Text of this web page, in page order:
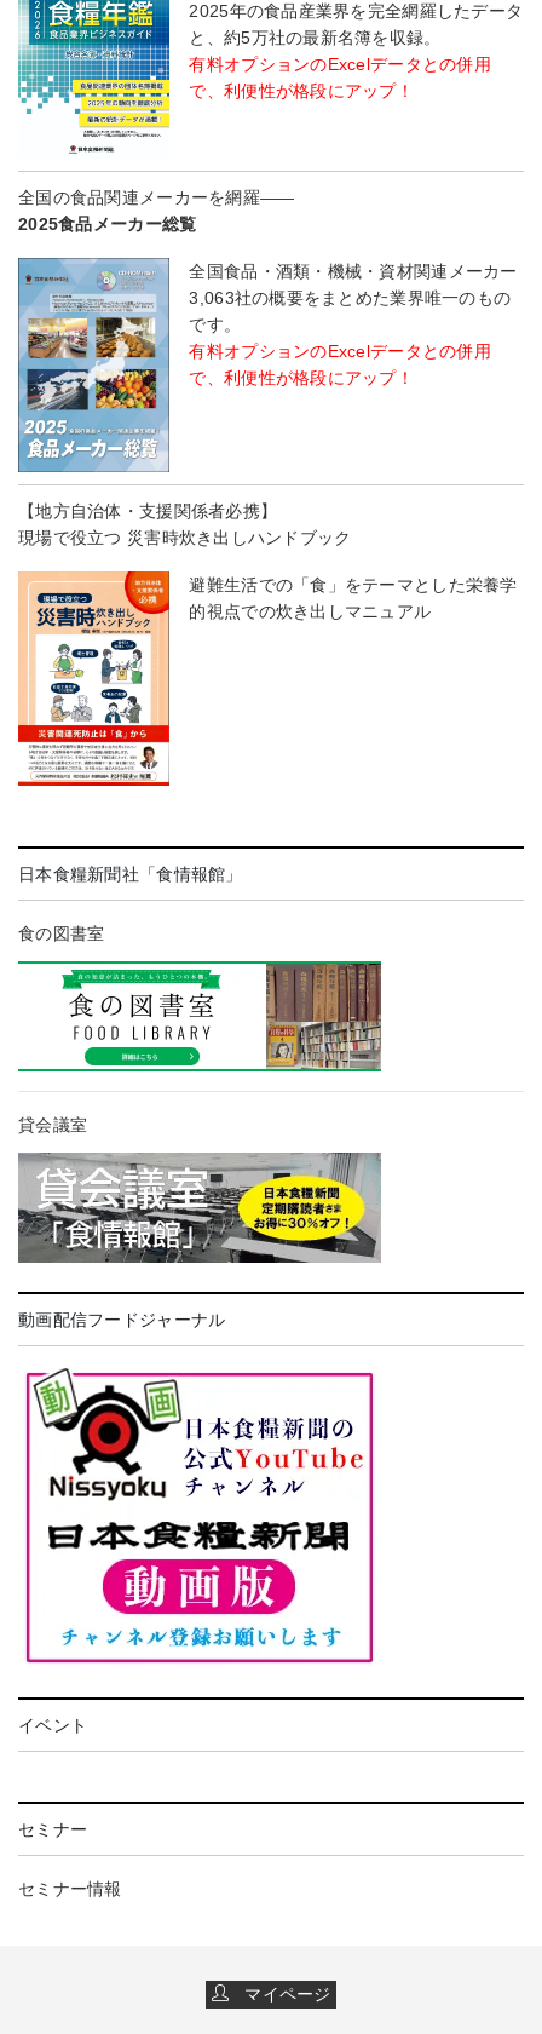
2025年の食品産業界を完全網羅したデータ
と、約5万社の最新名簿を収録。
有料オプションのExcelデータとの併用
で、利便性が格段にアップ！
全国の食品関連メーカーを網羅――
2025食品メーカー総覧
全国食品・酒類・機械・資材関連メーカー
3,063社の概要をまとめた業界唯一のもの
です。
有料オプションのExcelデータとの併用
で、利便性が格段にアップ！
【地方自治体・支援関係者必携】
現場で役立つ 災害時炊き出しハンドブック
避難生活での「食」をテーマとした栄養学
的視点での炊き出しマニュアル
日本食糧新聞社「食情報館」
食の図書室
貸会議室
動画配信フードジャーナル
イベント
セミナー
セミナー情報
マイページ